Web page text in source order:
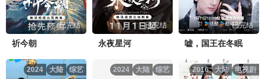
已完结
祈今朝
已完结
永夜星河
已完结
嘘，国王在冬眠
综艺
大陆
2024 综艺
大陆
2024 电视剧
大陆
2016